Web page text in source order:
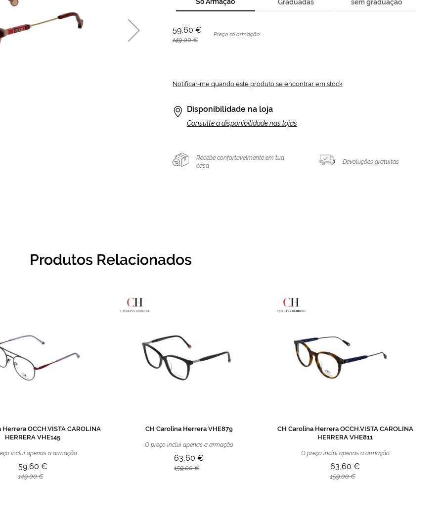
59,60 €
149,00 €
Preço só armação
Graduadas
sem graduação
Notificar-me quando este produto se encontrar em stock
Disponibilidade na loja
Consulte a disponibilidade nas lojas
Recebe confortavelmente em tua
casa
Devoluções gratuitas
Produtos Relacionados
Herrera OCCH.VISTA CAROLINA
HERRERA VHE145
inclui apenas a armação
59,60 €
149,00 €
CH Carolina Herrera VHE879
O preço inclui apenas a armação
63,60 €
159,00 €
CH Carolina Herrera OCCH.VISTA CAROLINA
HERRERA VHE811
O preço inclui apenas a armação
63,60 €
159,00 €